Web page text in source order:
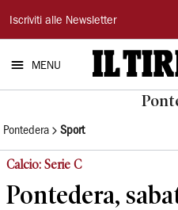
Il
Tirreno
Iscriviti alle Newsletter
MENU
Pontedera Sport
Calcio: Serie C
Pontedera,